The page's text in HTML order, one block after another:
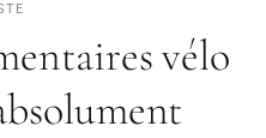
vélo